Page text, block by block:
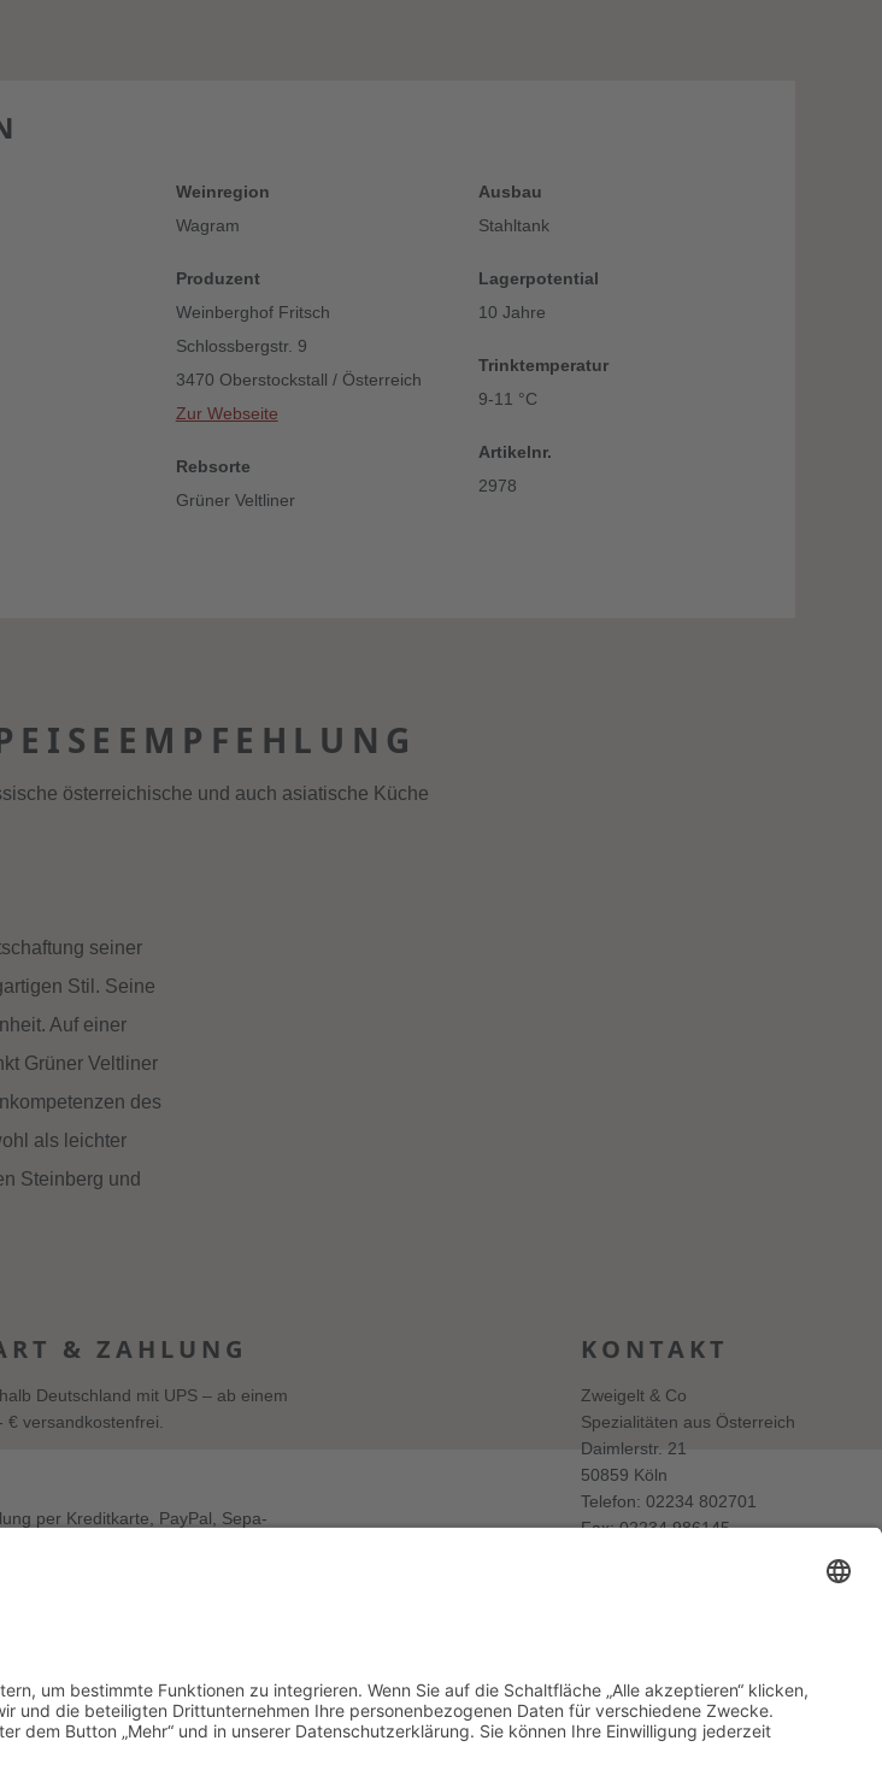
Weinregion
Wagram
Produzent
Weinberghof Fritsch
Schlossbergstr. 9
3470 Oberstockstall / Österreich
Zur Webseite
Rebsorte
Grüner Veltliner
Ausbau
Stahltank
Lagerpotential
10 Jahre
Trinktemperatur
9-11 °C
Artikelnr.
2978
österreichische und auch asiatische Küche
seiner
Stil. Seine
Auf einer
Grüner Veltliner
des
als leichter
Steinberg und
& ZAHLUNG
Deutschland mit UPS – ab einem
versandkostenfrei.
per Kreditkarte, PayPal, Sepa-
KONTAKT
Zweigelt & Co
Spezialitäten aus Österreich
Daimlerstr. 21
50859 Köln
Telefon: 02234 802701
Fax: 02234 986145
E-MAIL SCHREIBEN